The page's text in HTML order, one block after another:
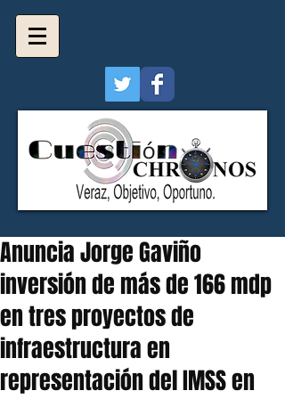
Anuncia Jorge Gaviño
inversión de más de 166 mdp
en tres proyectos de
infraestructura en
representación del IMSS en